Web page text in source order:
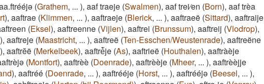
(Grathem, ... ), aaf traeje (Swalmen), aaf trei⁄en (Born), aaf trèa
), aaftrae (Klimmen, ... ), aaftraeje (Blerick, ... ), aaftraeë (Sittard), aaftraije
(Eksel), aaftreenne (Vijlen), aaftrei (Brunssum), aaftreij (Vlodrop),
), aaftreje (Maastricht, ... ), aaftreë (Ten-Esschen/Weustenrade), aaftreëne
), aaftrĕë (Merkelbeek), aaftrè͂je (As), aaftrieë (Houthalen), aaftràèje
(Montfort), aaftrèè (Doenrade), aaftrèèje (Mheer, ... ), aaftrèèjje
), aaftréé (Doenrade, ... ), aaftrééje (Horst, ... ), aaftrééjə (Beesel, ... ),